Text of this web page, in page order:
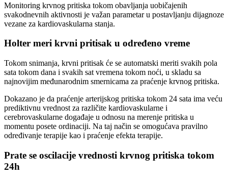
Monitoring krvnog pritiska tokom obavljanja uobičajenih
svakodnevnih aktivnosti je važan parametar u postavljanju dijagnoze
vezane za kardiovaskularna stanja.
Holter meri krvni pritisak u određeno vreme
Tokom snimanja, krvni pritisak će se automatski meriti svakih pola
sata tokom dana i svakih sat vremena tokom noći, u skladu sa
najnovijim međunarodnim smernicama za praćenje krvnog pritiska.
Dokazano je da praćenje arterijskog pritiska tokom 24 sata ima veću
prediktivnu vrednost za različite kardiovaskularne i
cerebrovaskularne događaje u odnosu na merenje pritiska u
momentu posete ordinaciji. Na taj način se omogućava pravilno
određivanje terapije kao i praćenje efekta terapije.
Prate se oscilacije vrednosti krvnog pritiska tokom
24h